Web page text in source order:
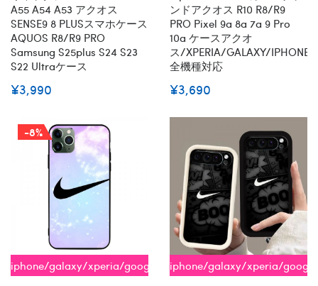
A55 A54 A53 アクオス
SENSE9 8 PLUSスマホケース
AQUOS R8/R9 PRO
Samsung S25plus S24 S23
S22 Ultraケース
¥3,990
ンドアクオス R10 R8/R9
PRO Pixel 9a 8a 7a 9 Pro
10a ケースアクオ
ス/XPERIA/GALAXY/IPHONE
全機種対応
¥3,690
-8%
iphone/galaxy/xperia/google/aquosiphone/galaxy/xperia/google